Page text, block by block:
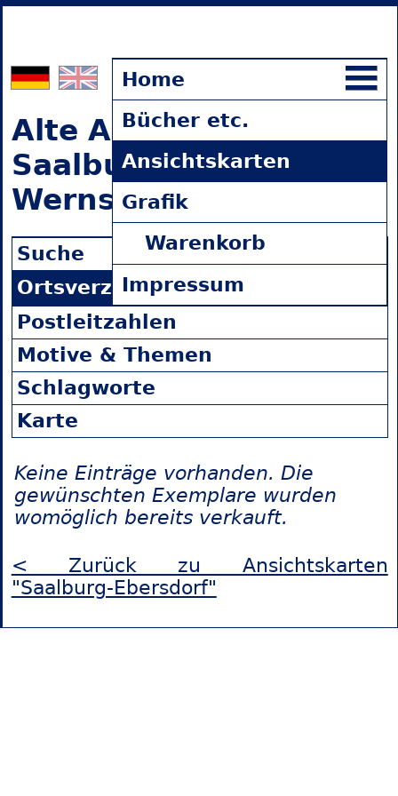
Home
Bücher etc.
Ansichtskarten
Grafik
Warenkorb
Impressum
Alte Ansichtskarten
Saalburg-Ebersdorf-
Wernsdorf(0 Einträge)
Suche
Ortsverzeichnis
Postleitzahlen
Motive & Themen
Schlagworte
Karte
Keine Einträge vorhanden. Die
gewünschten Exemplare wurden
womöglich bereits verkauft.
< Zurück zu Ansichtskarten
"Saalburg-Ebersdorf"